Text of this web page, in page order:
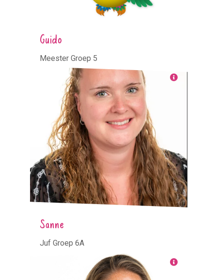
Guido
Meester Groep 5
Sanne
Juf Groep 6A